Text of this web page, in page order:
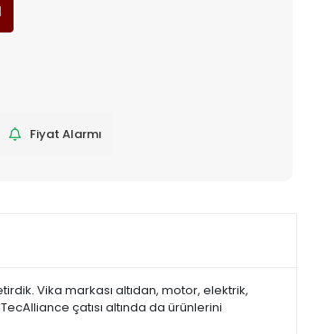
Fiyat Alarmı
Vika markası altıdan, motor, elektrik,
çatısı altında da ürünlerini